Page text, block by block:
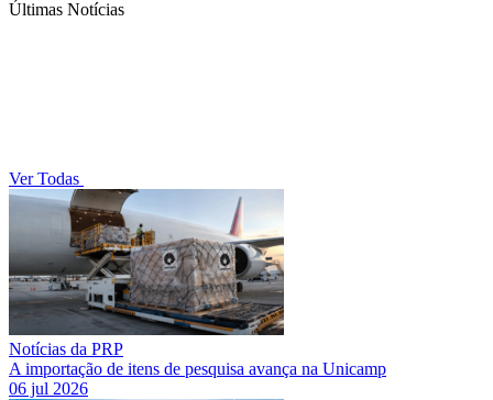
Últimas Notícias
Ver Todas
Notícias da PRP
A importação de itens de pesquisa avança na Unicamp
06 jul 2026